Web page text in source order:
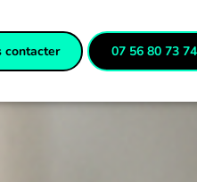
contacter 07 56 80 73 74